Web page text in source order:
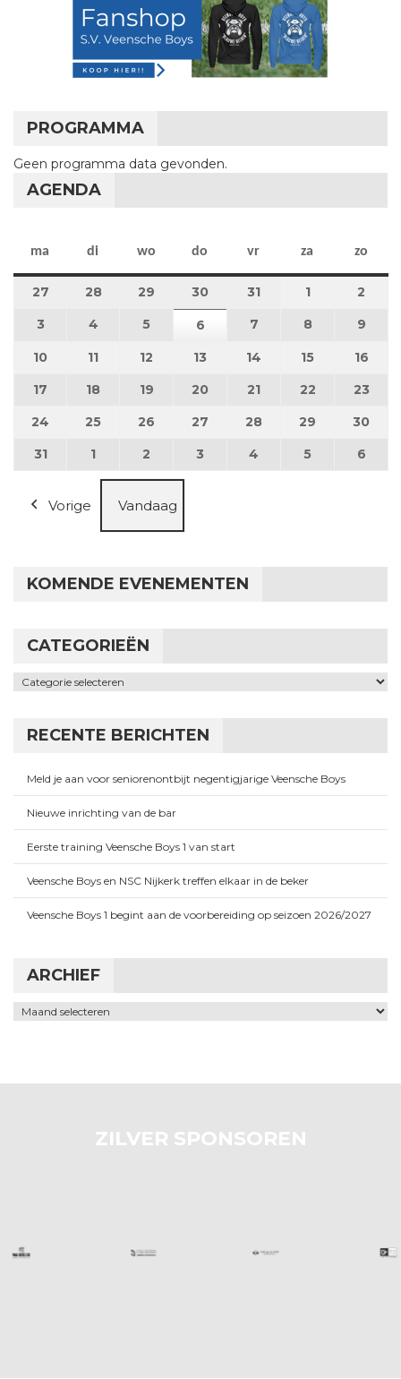
PROGRAMMA
Geen programma data gevonden.
AGENDA
ma maandag
di dinsdag
wo woensdag
do donderdag
vr vrijdag
za zaterdag
zo
27 27 juli 2026
28 28 juli 2026
29 29 juli 2026
30 30 juli 2026
31 31 juli 2026
11 augustus
2
3 3 augustus 2026
4 4 augustus 2026
5 5 augustus 2026
6 6 augustus 2026
7 7 augustus 2026
8 8 augustus
9
10 10 augustus 2026
11 11 augustus 2026
12 12 augustus 2026
13 13 augustus 2026
14 14 augustus 2026
15 15 16
17 17 augustus 2026
18 18 augustus 2026
19 19 augustus 2026
20 20 augustus 2026
21 21 augustus 2026
22 22 23
24 24 augustus 2026
25 25 augustus 2026
26 26 augustus 2026
27 27 augustus 2026
28 28 augustus 2026
29 29 30
3131 augustus 2026
1 1 september 2026
2 2 september 2026
3 3 september 2026
4 4 september 2026
5 5 6
Vorige Vandaag
KOMENDE EVENEMENTEN
CATEGORIEËN
Categorieën
RECENTE BERICHTEN
Meld je aan voor seniorenontbijt negentigjarige Veensche Boys
Nieuwe inrichting van de bar
Eerste training Veensche Boys 1 van start
Veensche Boys en NSC Nijkerk treffen elkaar in de beker
Veensche Boys 1 begint aan de voorbereiding op seizoen 2026/2027
ARCHIEF
Archief
ZILVER SPONSOREN